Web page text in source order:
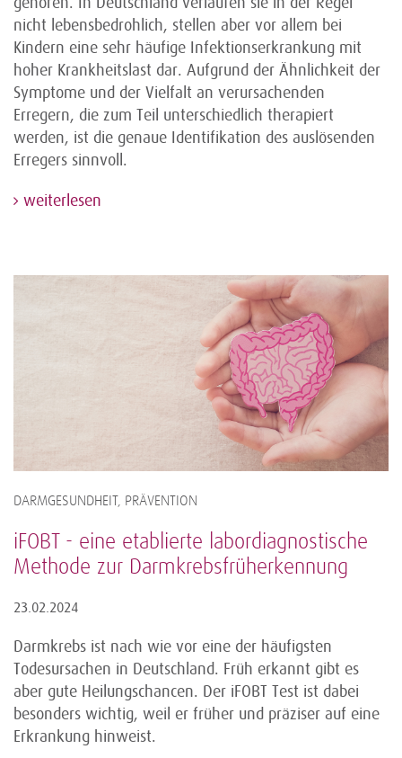
nicht lebensbedrohlich, stellen aber vor allem bei
Kindern eine sehr häufige Infektionserkrankung mit
hoher Krankheitslast dar. Aufgrund der Ähnlichkeit der
Symptome und der Vielfalt an verursachenden
Erregern, die zum Teil unterschiedlich therapiert
werden, ist die genaue Identifikation des auslösenden
Erregers sinnvoll.
weiterlesen
DARMGESUNDHEIT, PRÄVENTION
iFOBT - eine etablierte labordiagnostische
Methode zur Darmkrebsfrüherkennung
23.02.2024
Darmkrebs ist nach wie vor eine der häufigsten
Todesursachen in Deutschland. Früh erkannt gibt es
aber gute Heilungschancen. Der iFOBT Test ist dabei
besonders wichtig, weil er früher und präziser auf eine
Erkrankung hinweist.